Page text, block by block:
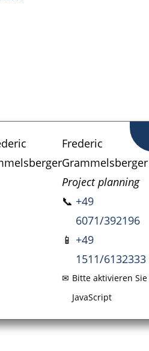
Frederic
Grammelsberger
Project planning
📞 +49
6071/392196
📱 +49
1511/6132333
✉ Bitte aktivieren Sie
JavaScript